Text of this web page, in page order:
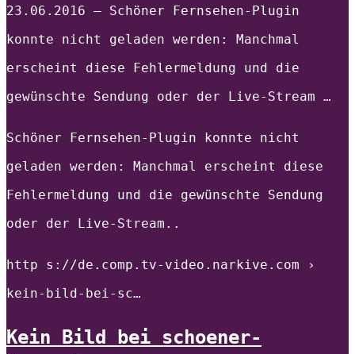
23.06.2016 — Schöner Fernsehen-Plugin
konnte nicht geladen werden: Manchmal
erscheint diese Fehlermeldung und die
gewünschte Sendung oder der Live-Stream …
Schöner Fernsehen-Plugin konnte nicht
geladen werden: Manchmal erscheint diese
Fehlermeldung und die gewünschte Sendung
oder der Live-Stream..
http s://de.comp.tv-video.narkive.com ›
kein-bild-bei-sc…
Kein Bild bei schoener-